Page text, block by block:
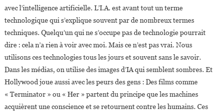
avec l’intelligence artificielle. L’I.A. est avant tout un terme
technologique qui s’explique souvent par de nombreux termes
techniques. Quelqu’un qui ne s’occupe pas de technologie pourrait
dire : cela n’a rien à voir avec moi. Mais ce n’est pas vrai. Nous
utilisons ces technologies tous les jours et souvent sans le savoir.
Dans les médias, on utilise des images d’IA qui semblent sombres. Et
Hollywood joue aussi avec les peurs des gens : Des films comme
« Terminator » ou « Her » partent du principe que les machines
acquièrent une conscience et se retournent contre les humains. Ces